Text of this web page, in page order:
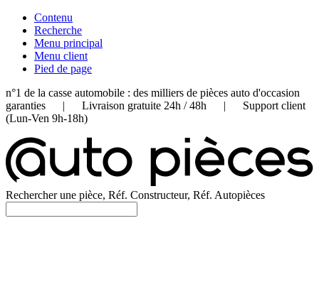
Contenu
Recherche
Menu principal
Menu client
Pied de page
n°1 de la casse automobile : des milliers de pièces auto d'occasion
garanties | Livraison gratuite 24h / 48h | Support client
(Lun-Ven 9h-18h)
Rechercher une pièce, Réf. Constructeur, Réf. Autopièces